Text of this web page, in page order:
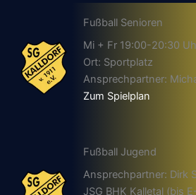
Fußball Senioren
Mi + Fr 19:00-20:30
Ort: Sportplatz
Ansprechpartner:
Zum Spielplan
Fußball Jugend
Ansprechpartner: Dirk
JSG BHK Kalletal (bis